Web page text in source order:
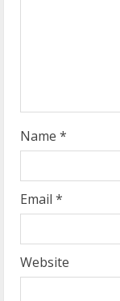
g
Name *
Email *
Website